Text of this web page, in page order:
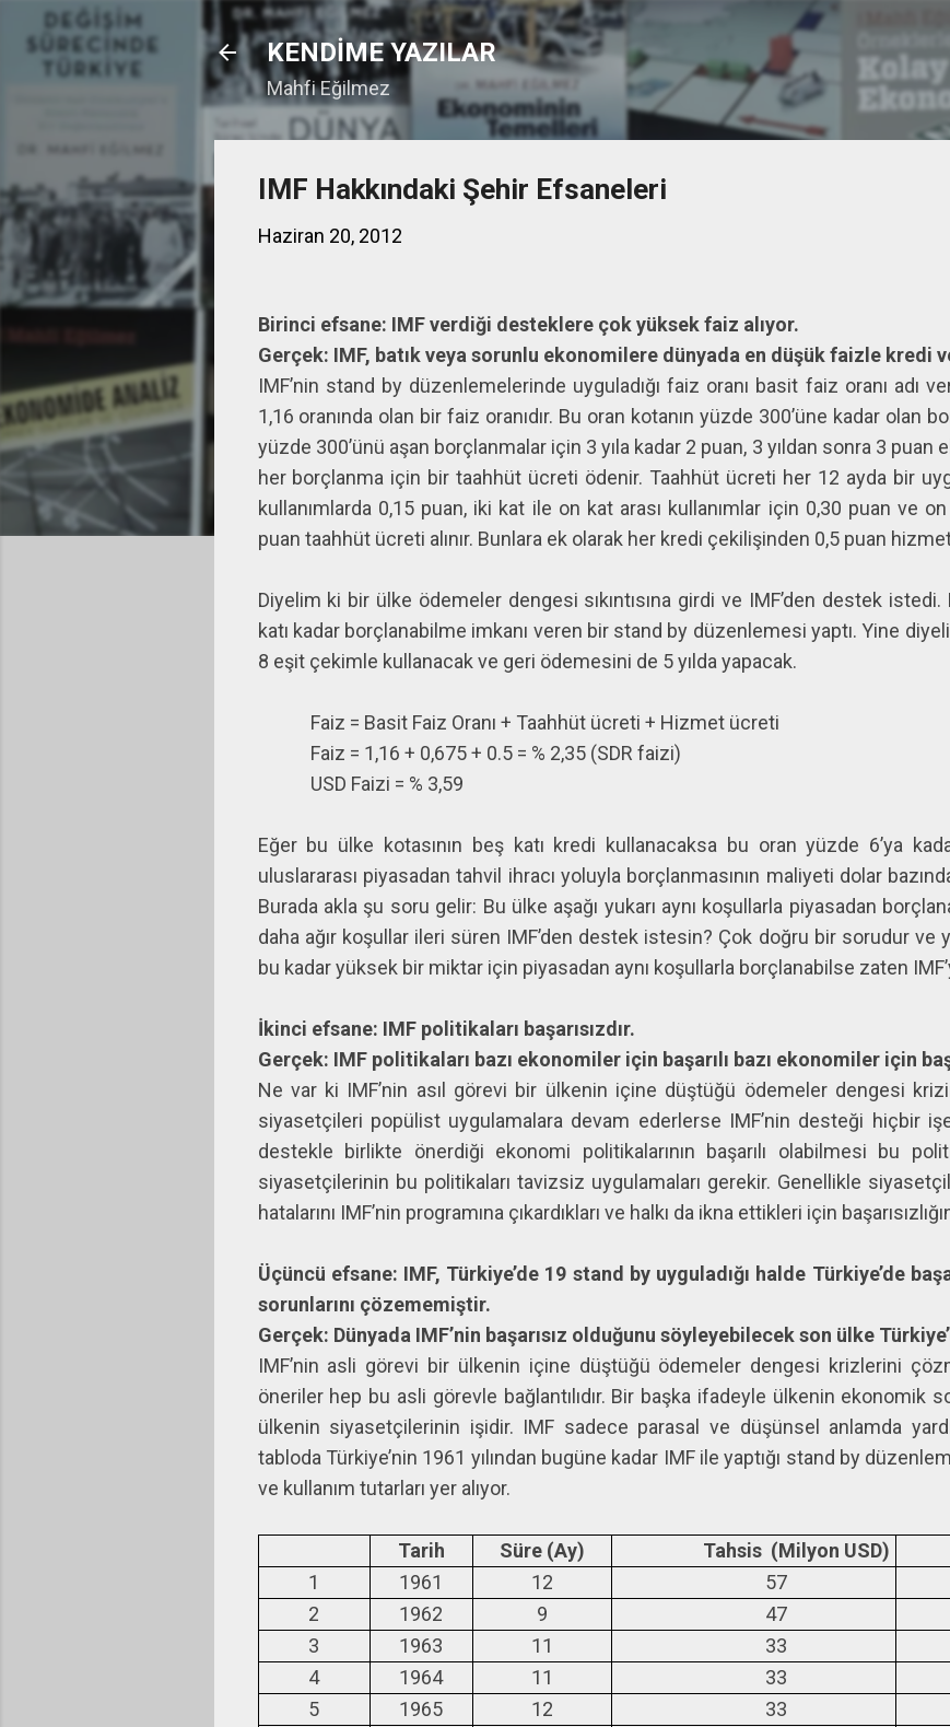
Ana içeriğe atla
KENDİME YAZILAR
Mahfi Eğilmez
IMF Hakkındaki Şehir Efsaneleri
Haziran 20, 2012
Birinci efsane: IMF verdiği desteklere çok yüksek faiz alıyor.
Gerçek: IMF, batık veya sorunlu ekonomilere dünyada en düşük faizle kredi
IMF’nin stand by düzenlemelerinde uyguladığı faiz oranı basit faiz oranı adı
1,16 oranında olan bir faiz oranıdır. Bu oran kotanın yüzde 300’üne kadar olan
yüzde 300’ünü aşan borçlanmalar için 3 yıla kadar 2 puan, 3 yıldan sonra 3 puan
her borçlanma için bir taahhüt ücreti ödenir. Taahhüt ücreti her 12 ayda bir
kullanımlarda 0,15 puan, iki kat ile on kat arası kullanımlar için 0,30 puan ve
puan taahhüt ücreti alınır. Bunlara ek olarak her kredi çekilişinden 0,5 puan
Diyelim ki bir ülke ödemeler dengesi sıkıntısına girdi ve IMF’den destek
katı kadar borçlanabilme imkanı veren bir stand by düzenlemesi yaptı. Yine
8 eşit çekimle kullanacak ve geri ödemesini de 5 yılda yapacak.
Faiz = Basit Faiz Oranı + Taahhüt ücreti + Hizmet ücreti
Faiz = 1,16 + 0,675 + 0.5 = % 2,35 (SDR faizi)
USD Faizi = % 3,59
Eğer bu ülke kotasının beş katı kredi kullanacaksa bu oran yüzde 6’ya
uluslararası piyasadan tahvil ihracı yoluyla borçlanmasının maliyeti dolar
Burada akla şu soru gelir: Bu ülke aşağı yukarı aynı koşullarla piyasadan
daha ağır koşullar ileri süren IMF’den destek istesin? Çok doğru bir sorudur ve
bu kadar yüksek bir miktar için piyasadan aynı koşullarla borçlanabilse zaten
İkinci efsane: IMF politikaları başarısızdır.
Gerçek: IMF politikaları bazı ekonomiler için başarılı bazı ekonomiler için
Ne var ki IMF’nin asıl görevi bir ülkenin içine düştüğü ödemeler dengesi
siyasetçileri popülist uygulamalara devam ederlerse IMF’nin desteği hiçbir
destekle birlikte önerdiği ekonomi politikalarının başarılı olabilmesi bu
siyasetçilerinin bu politikaları tavizsiz uygulamaları gerekir. Genellikle
hatalarını IMF’nin programına çıkardıkları ve halkı da ikna ettikleri için
Üçüncü efsane: IMF, Türkiye’de 19 stand by uyguladığı halde Türkiye’de
sorunlarını çözememiştir.
Gerçek: Dünyada IMF’nin başarısız olduğunu söyleyebilecek son ülke
IMF’nin asli görevi bir ülkenin içine düştüğü ödemeler dengesi krizlerini
öneriler hep bu asli görevle bağlantılıdır. Bir başka ifadeyle ülkenin ekonomik
ülkenin siyasetçilerinin işidir. IMF sadece parasal ve düşünsel anlamda
tabloda Türkiye’nin 1961 yılından bugüne kadar IMF ile yaptığı stand by
ve kullanım tutarları yer alıyor.
Tarih Süre (Ay) Tahsis (Milyon USD)
1
1961 12 57
2
1962 9 47
3
1963 11 33
4
1964 11 33
5
1965 12 33